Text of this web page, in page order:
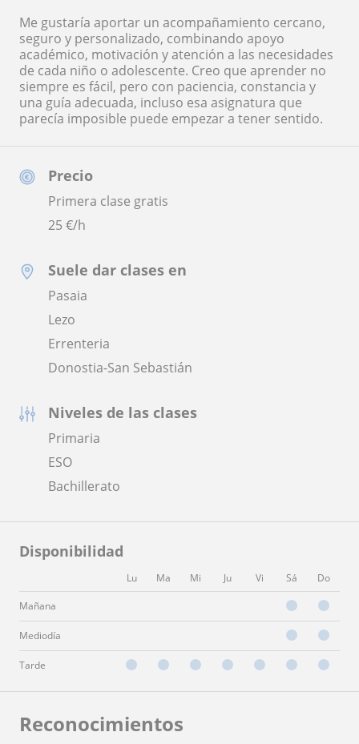
Precio
Primera clase gratis
25€/h
Suele dar clases en
Pasaia
Lezo
Errenteria
Donostia-San Sebastián
Niveles de las clases
Primaria
ESO
Bachillerato
Disponibilidad
Lu Ma Mi Ju Vi Sá Do
Mañana
Mediodía
Tarde
Me gustaría aportar un acompañamiento cercano,
seguro y personalizado, combinando apoyo
académico, motivación y atención a las necesidades
de cada niño o adolescente. Creo que aprender no
siempre es fácil, pero con paciencia, constancia y
una guía adecuada, incluso esa asignatura que
parecía imposible puede empezar a tener sentido.
Reconocimientos